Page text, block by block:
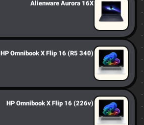
Alienware Aurora 16X
HP Omnibook X Flip 16 (R5 340)
HP Omnibook X Flip 16 (226v)